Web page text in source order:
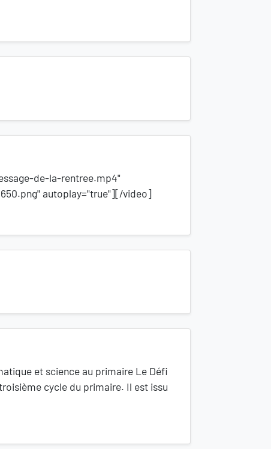
de-la-rentree.mp4"
autoplay="true"][/video]
et science au primaire Le Défi
cycle du primaire. Il est issu